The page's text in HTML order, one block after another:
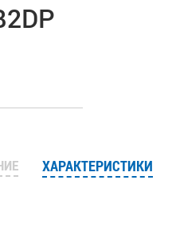
ХАРАКТЕРИСТИКИ